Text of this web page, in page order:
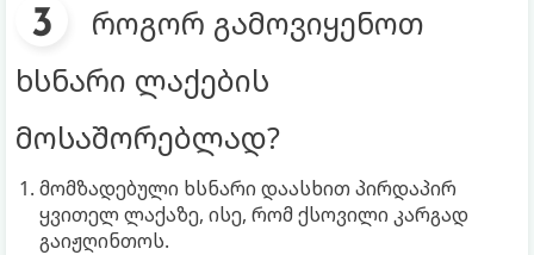
როგორ გამოვიყენოთ
ხსნარი ლაქების
მოსაშორებლად?
მომზადებული ხსნარი დაასხით პირდაპირ
ყვითელ ლაქაზე, ისე, რომ ქსოვილი კარგად
გაიჟღინთოს.